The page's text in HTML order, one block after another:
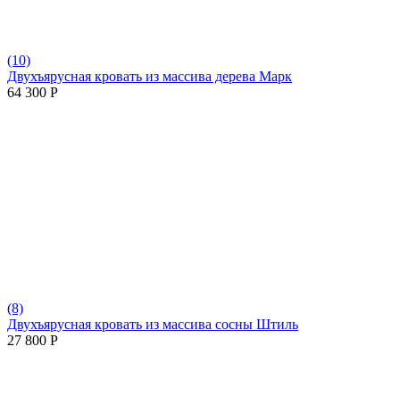
(10)
Двухъярусная кровать из массива дерева Марк
64 300 Р
(8)
Двухъярусная кровать из массива сосны Штиль
27 800 Р